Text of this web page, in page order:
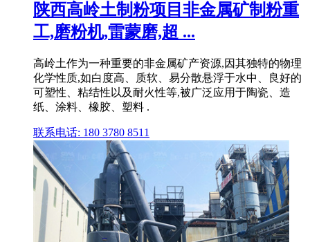
陕西高岭土制粉项目非金属矿制粉重
工,磨粉机,雷蒙磨,超 ...
高岭土作为一种重要的非金属矿产资源,因其独特的物理
化学性质,如白度高、质软、易分散悬浮于水中、良好的
可塑性、粘结性以及耐火性等,被广泛应用于陶瓷、造
纸、涂料、橡胶、塑料 .
联系电话: 180 3780 8511